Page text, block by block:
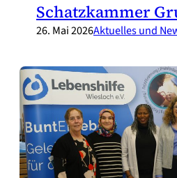
Schatzkammer
26. Mai 2026Aktuelles und